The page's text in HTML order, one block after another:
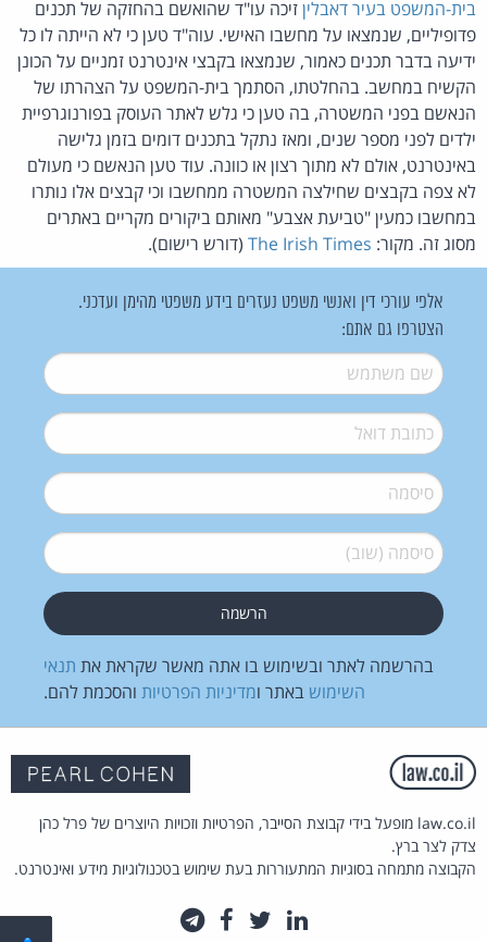
בית-המשפט בעיר דאבליןזיכה עו"ד שהואשם בהחזקה של תכנים
פדופיליים, שנמצאו על מחשבו האישי. עוה"ד טען כי לא הייתה לו כל
ידיעה בדבר תכנים כאמור, שנמצאו בקבצי אינטרנט זמניים על הכונן
הקשיח במחשב. בהחלטתו, הסתמך בית-המשפט על הצהרתו של
הנאשם בפני המשטרה, בה טען כי גלש לאתר העוסק בפורנוגרפיית
ילדים לפני מספר שנים, ומאז נתקל בתכנים דומים בזמן גלישה
באינטרנט, אולם לא מתוך רצון או כוונה. עוד טען הנאשם כי מעולם
לא צפה בקבצים שחילצה המשטרה ממחשבו וכי קבצים אלו נותרו
במחשבו כמעין "טביעת אצבע" מאותם ביקורים מקריים באתרים
מסוג זה. מקור: The Irish Times (דורש רישום).
אלפי עורכי דין ואנשי משפט נעזרים בידע משפטי מהימן ועדכני.
הצטרפו גם אתם:
שם משתמש*
דואל*
סיסמה*
סיסמה (שוב)*
בהרשמה לאתר ובשימוש בו אתה מאשר שקראת את תנאי
השימוש באתר ומדיניות הפרטיות והסכמת להם.
law.co.il מופעל בידי קבוצת הסייבר, הפרטיות וזכויות היוצרים של פרל כהן
צדק לצר ברץ.
הקבוצה מתמחה בסוגיות המתעוררות בעת שימוש בטכנולוגיות מידע ואינטרנט.
לינקדאין
טוויטרפייסבוק